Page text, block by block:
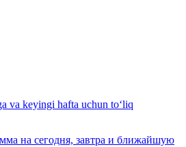
va keyingi hafta uchun to‘liq
на сегодня, завтра и ближайшую